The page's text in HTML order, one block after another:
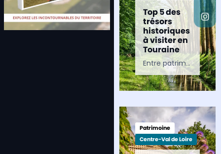
Top 5 des
trésors
historiques
à visiter en
Touraine
Entre patrimoine royal, jardins remarquables et demeures chargées d’histoire, la Touraine offre un véritable voyage à travers les siècles. Du majestueux château de Chenonceau à la forteresse médiévale de Chinon,…
Patrimoine
Centre-Val de Loire